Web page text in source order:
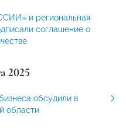
и региональная
соглашение о
2025
обсудили в
области